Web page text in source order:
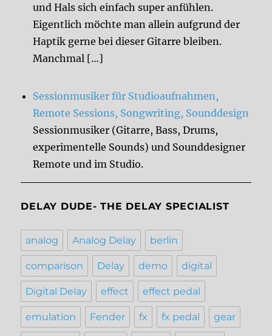
und Hals sich einfach super anfühlen.
Eigentlich möchte man allein aufgrund der
Haptik gerne bei dieser Gitarre bleiben.
Manchmal […]
Sessionmusiker für Studioaufnahmen,
Remote Sessions, Songwriting, Sounddesign
Sessionmusiker (Gitarre, Bass, Drums,
experimentelle Sounds) und Sounddesigner
Remote und im Studio.
DELAY DUDE- THE DELAY SPECIALIST
analog Analog Delay berlin
comparison Delay demo digital
Digital Delay effect effect pedal
emulation Fender fx fx pedal gear